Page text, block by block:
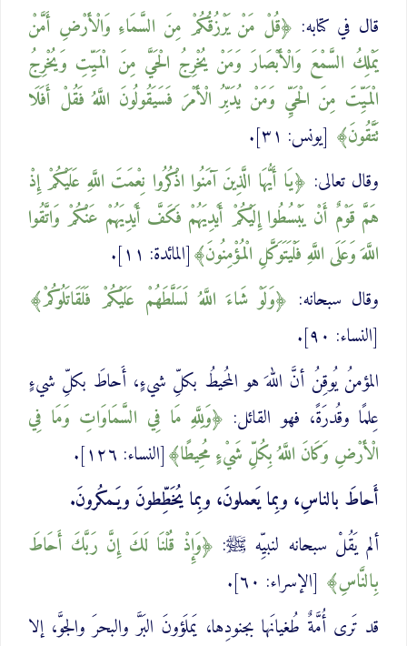
قال في كتابه:
قُلْ مَنْ يَرْزُقُكُمْ مِنَ السَّمَاءِ وَالْأَرْضِ أَمَّنْ
يَمْلِكُ السَّمْعَ وَالْأَبْصَارَ وَمَنْ يُخْرِجُ الْحَيَّ مِنَ الْمَيِّتِ وَيُخْرِجُ
الْمَيِّتَ مِنَ الْحَيِّ ‌وَمَنْ ‌يُدَبِّرُ الْأَمْرَ فَسَيَقُولُونَ اللَّهُ فَقُلْ أَفَلَا
تَتَّقُونَ
[يونس: ٣١].
وقال تعالى:
يَا أَيُّهَا الَّذِينَ آمَنُوا اذْكُرُوا نِعْمَتَ اللَّهِ عَلَيْكُمْ إِذْ
هَمَّ قَوْمٌ أَنْ يَبْسُطُوا إِلَيْكُمْ أَيْدِيَهُمْ ‌فَكَفَّ ‌أَيْدِيَهُمْ عَنْكُمْ وَاتَّقُوا
اللَّهَ وَعَلَى اللَّهِ فَلْيَتَوَكَّلِ الْمُؤْمِنُونَ [المائدة: ١١].
وقال سبحانه:
وَلَوْ شَاءَ اللَّهُ ‌لَسَلَّطَهُمْ عَلَيْكُمْ فَلَقَاتَلُوكُمْ
[النساء: ٩٠].
المؤمنُ يُوقِنُ أنَّ اللهَ هو المُحيطُ بكلِّ شيءٍ، أَحاطَ بكلِّ شيءٍ
عِلمًا وقُدرَةً، فهو القائل:
وَلِلَّهِ مَا فِي السَّمَاوَاتِ وَمَا فِي
الْأَرْضِ وَكَانَ اللَّهُ بِكُلِّ شَيْءٍ ‌مُحِيطًا [النساء: ١٢٦].
أَحاطَ بالناسِ، وبِما يَعملونَ، وبِما يُخَطِّطونَ ويَـمكُرونَ.
ألم يَقُلْ سبحانه لنبيِّه ﷺ:
وَإِذْ قُلْنَا لَكَ إِنَّ رَبَّكَ ‌أَحَاطَ
بِالنَّاسِ
[الإسراء: ٦٠].
قد تَرى أُمَّةٌ طُغيانَها بجنودِها، يَملَؤونَ البَرَّ والبحرَ والجوَّ، إلا